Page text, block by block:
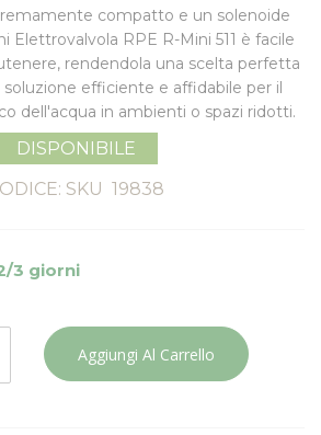
compatto e un solenoide
Elettrovalvola RPE R-Mini 511 è facile
rendendola una scelta perfetta
soluzione efficiente e affidabile per il
dell'acqua in ambienti o spazi ridotti.
DISPONIBILE
SKU 19838
3 giorni
Aggiungi Al Carrello